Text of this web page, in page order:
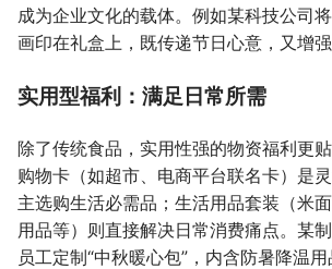
成为企业文化的载体。例如某科技公司
画印在礼盒上，既传递节日心意，又增强
实用型福利：满足日常所需
除了传统食品，实用性强的物资福利更贴
购物卡（如超市、电商平台联名卡）是
主选购生活必需品；生活用品套装（米
用品等）则直接解决日常消费痛点。某
员工定制“中秋暖心包”，内含防暑降温